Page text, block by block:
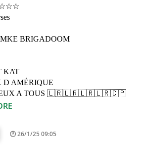
BRIGADOOM
KAT
D AMÉRIQUE
JEUX A TOUS 🇱🇷🇱🇷🇱🇷🇱🇷🇨🇵
26/1/25 09:05